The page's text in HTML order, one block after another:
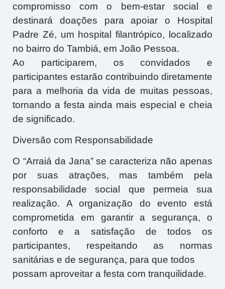
compromisso com o bem-estar social e
destinará doações para apoiar o Hospital
Padre Zé, um hospital filantrópico, localizado
no bairro do Tambiá, em João Pessoa.
Ao participarem, os convidados e
participantes estarão contribuindo diretamente
para a melhoria da vida de muitas pessoas,
tornando a festa ainda mais especial e cheia
de significado.
Diversão com Responsabilidade
O “Arraiá da Jana” se caracteriza não apenas
por suas atrações, mas também pela
responsabilidade social que permeia sua
realização. A organização do evento está
comprometida em garantir a segurança, o
conforto e a satisfação de todos os
participantes, respeitando as normas
sanitárias e de segurança, para que todos
possam aproveitar a festa com tranquilidade.